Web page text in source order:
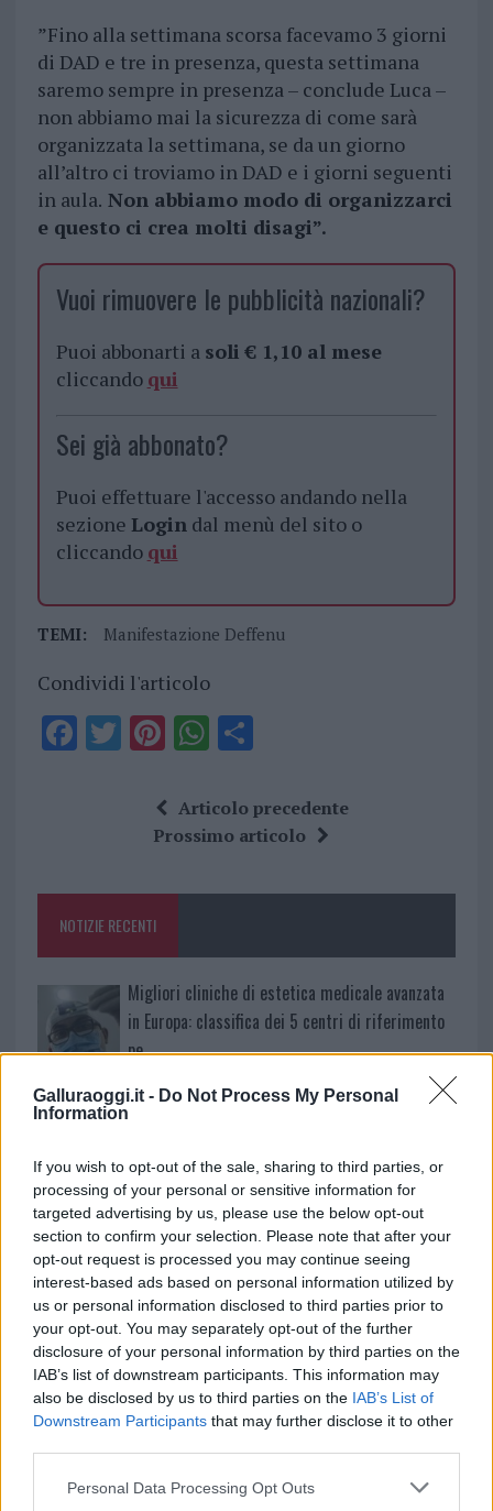
Galluraoggi.it - Do Not Process My Personal
Information
If you wish to opt-out of the sale, sharing to third parties, or
processing of your personal or sensitive information for
targeted advertising by us, please use the below opt-out
section to confirm your selection. Please note that after your
opt-out request is processed you may continue seeing
interest-based ads based on personal information utilized by
us or personal information disclosed to third parties prior to
your opt-out. You may separately opt-out of the further
disclosure of your personal information by third parties on the
IAB’s list of downstream participants. This information may
also be disclosed by us to third parties on the IAB’s List of
Downstream Participants that may further disclose it to other
Please note that this website/app uses one or more Google
Personal Data Processing Opt Outs
”Fino alla settimana scorsa facevamo 3 giorni
di DAD e tre in presenza, questa settimana
saremo sempre in presenza – conclude Luca –
non abbiamo mai la sicurezza di come sarà
organizzata la settimana, se da un giorno
all’altro ci troviamo in DAD e i giorni seguenti
in aula. Non abbiamo modo di organizzarci
e questo ci crea molti disagi”.
Vuoi rimuovere le pubblicità nazionali?
Puoi abbonarti a soli € 1,10 al mese
cliccando qui
Sei già abbonato?
Puoi effettuare l'accesso andando nella
sezione Logindal menù del sito o
cliccando qui
TEMI: Manifestazione Deffenu
Condividi l'articolo
F
o
k
T Pi
te
re
W
at
s
p
S
a
re
Articolo precedente
Prossimo articolo
NOTIZIE RECENTI
Migliori cliniche di estetica medicale avanzata
in Europa: classifica dei 5 centri di riferimento
pe…
Incendi, a San Pasquale arriva il Campo Base:
l’inaugurazione
Andrea Mura conquista Palau: grande
partecipazione per il suo racconto
Calangianus, allarme sul centro accoglienza
minori, Albieri: “Episodi gravissimi”
Gallura, finti clienti svuotano le suite: furto da
50mila nel resort
Meteo Olbia 7 agosto, sole e caldo tornano
protagonisti